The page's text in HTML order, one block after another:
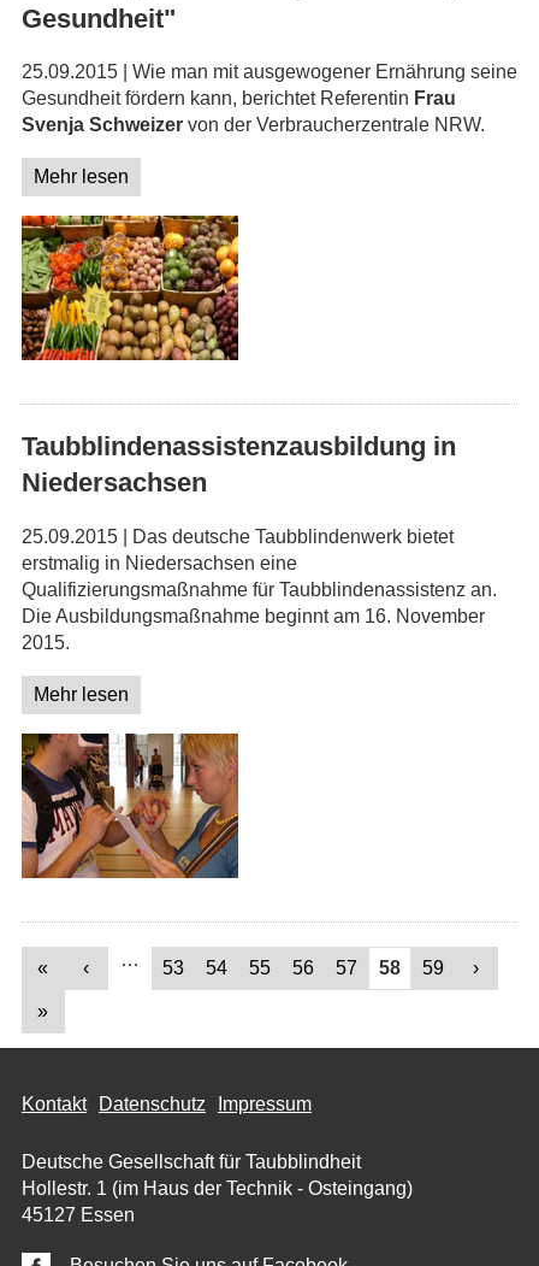
Gesundheit"
25.09.2015 | Wie man mit ausgewogener Ernährung seine
Gesundheit fördern kann, berichtet Referentin Frau
Svenja Schweizervon der Verbraucherzentrale NRW.
Mehr lesen
Taubblindenassistenzausbildung in
Niedersachsen
25.09.2015 | Das deutsche Taubblindenwerk bietet
erstmalig in Niedersachsen eine
Qualifizierungsmaßnahme für Taubblindenassistenz an.
Die Ausbildungsmaßnahme beginnt am 16. November
2015.
Mehr lesen
Seiten
« ‹ … 53 54 55 56 57 58 59 ›
»
Kontakt Datenschutz Impressum
Deutsche Gesellschaft für Taubblindheit
Hollestr. 1 (im Haus der Technik - Osteingang)
45127 Essen